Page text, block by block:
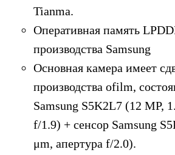
Tianma.
Оперативная память
производства Samsung
Основная камера имеет
производства ofilm,
Samsung S5K2L7 (12 MP,
f/1.9) + сенсор Samsung
μm, апертура f/2.0).